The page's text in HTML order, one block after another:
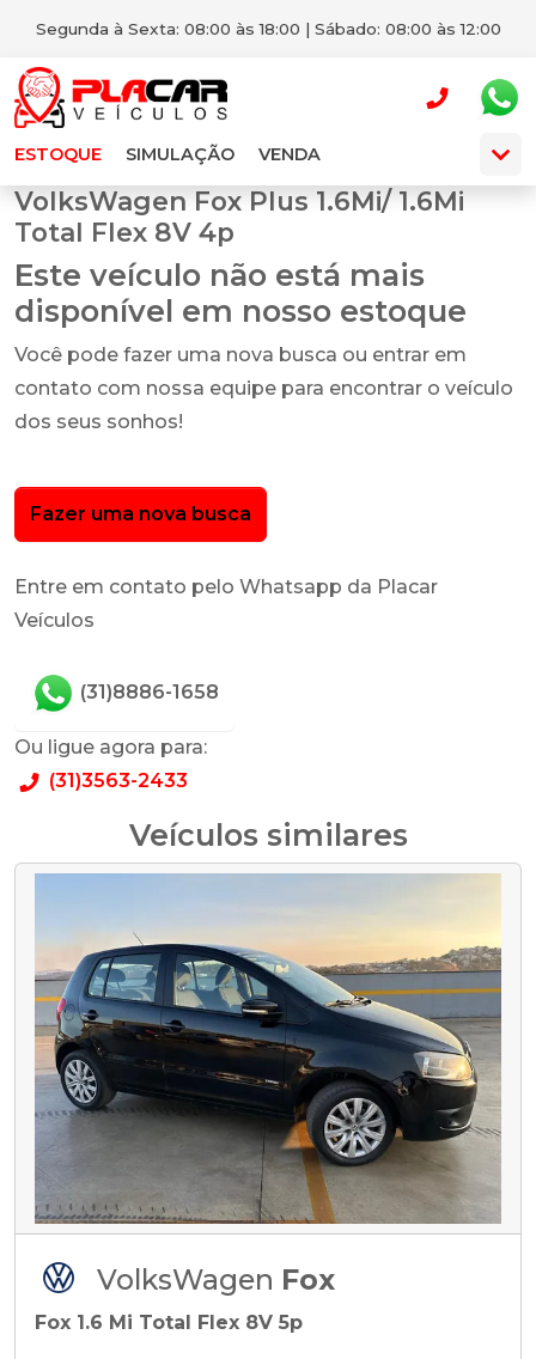
Segunda à Sexta: 08:00 às 18:00 | Sábado: 08:00 às 12:00
ESTOQUE SIMULAÇÃO VENDA
VolksWagen Fox Plus 1.6Mi/ 1.6Mi
Total Flex 8V 4p
Este veículo não está mais
disponível em nosso estoque
Você pode fazer uma nova busca ou entrar em
contato com nossa equipe para encontrar o veículo
dos seus sonhos!
Fazer uma nova busca
Entre em contato pelo Whatsapp da Placar
Veículos
(31)8886-1658
Ou ligue agora para:
(31)3563-2433
Veículos similares
VolksWagen Fox
Fox 1.6 Mi Total Flex 8V 5p